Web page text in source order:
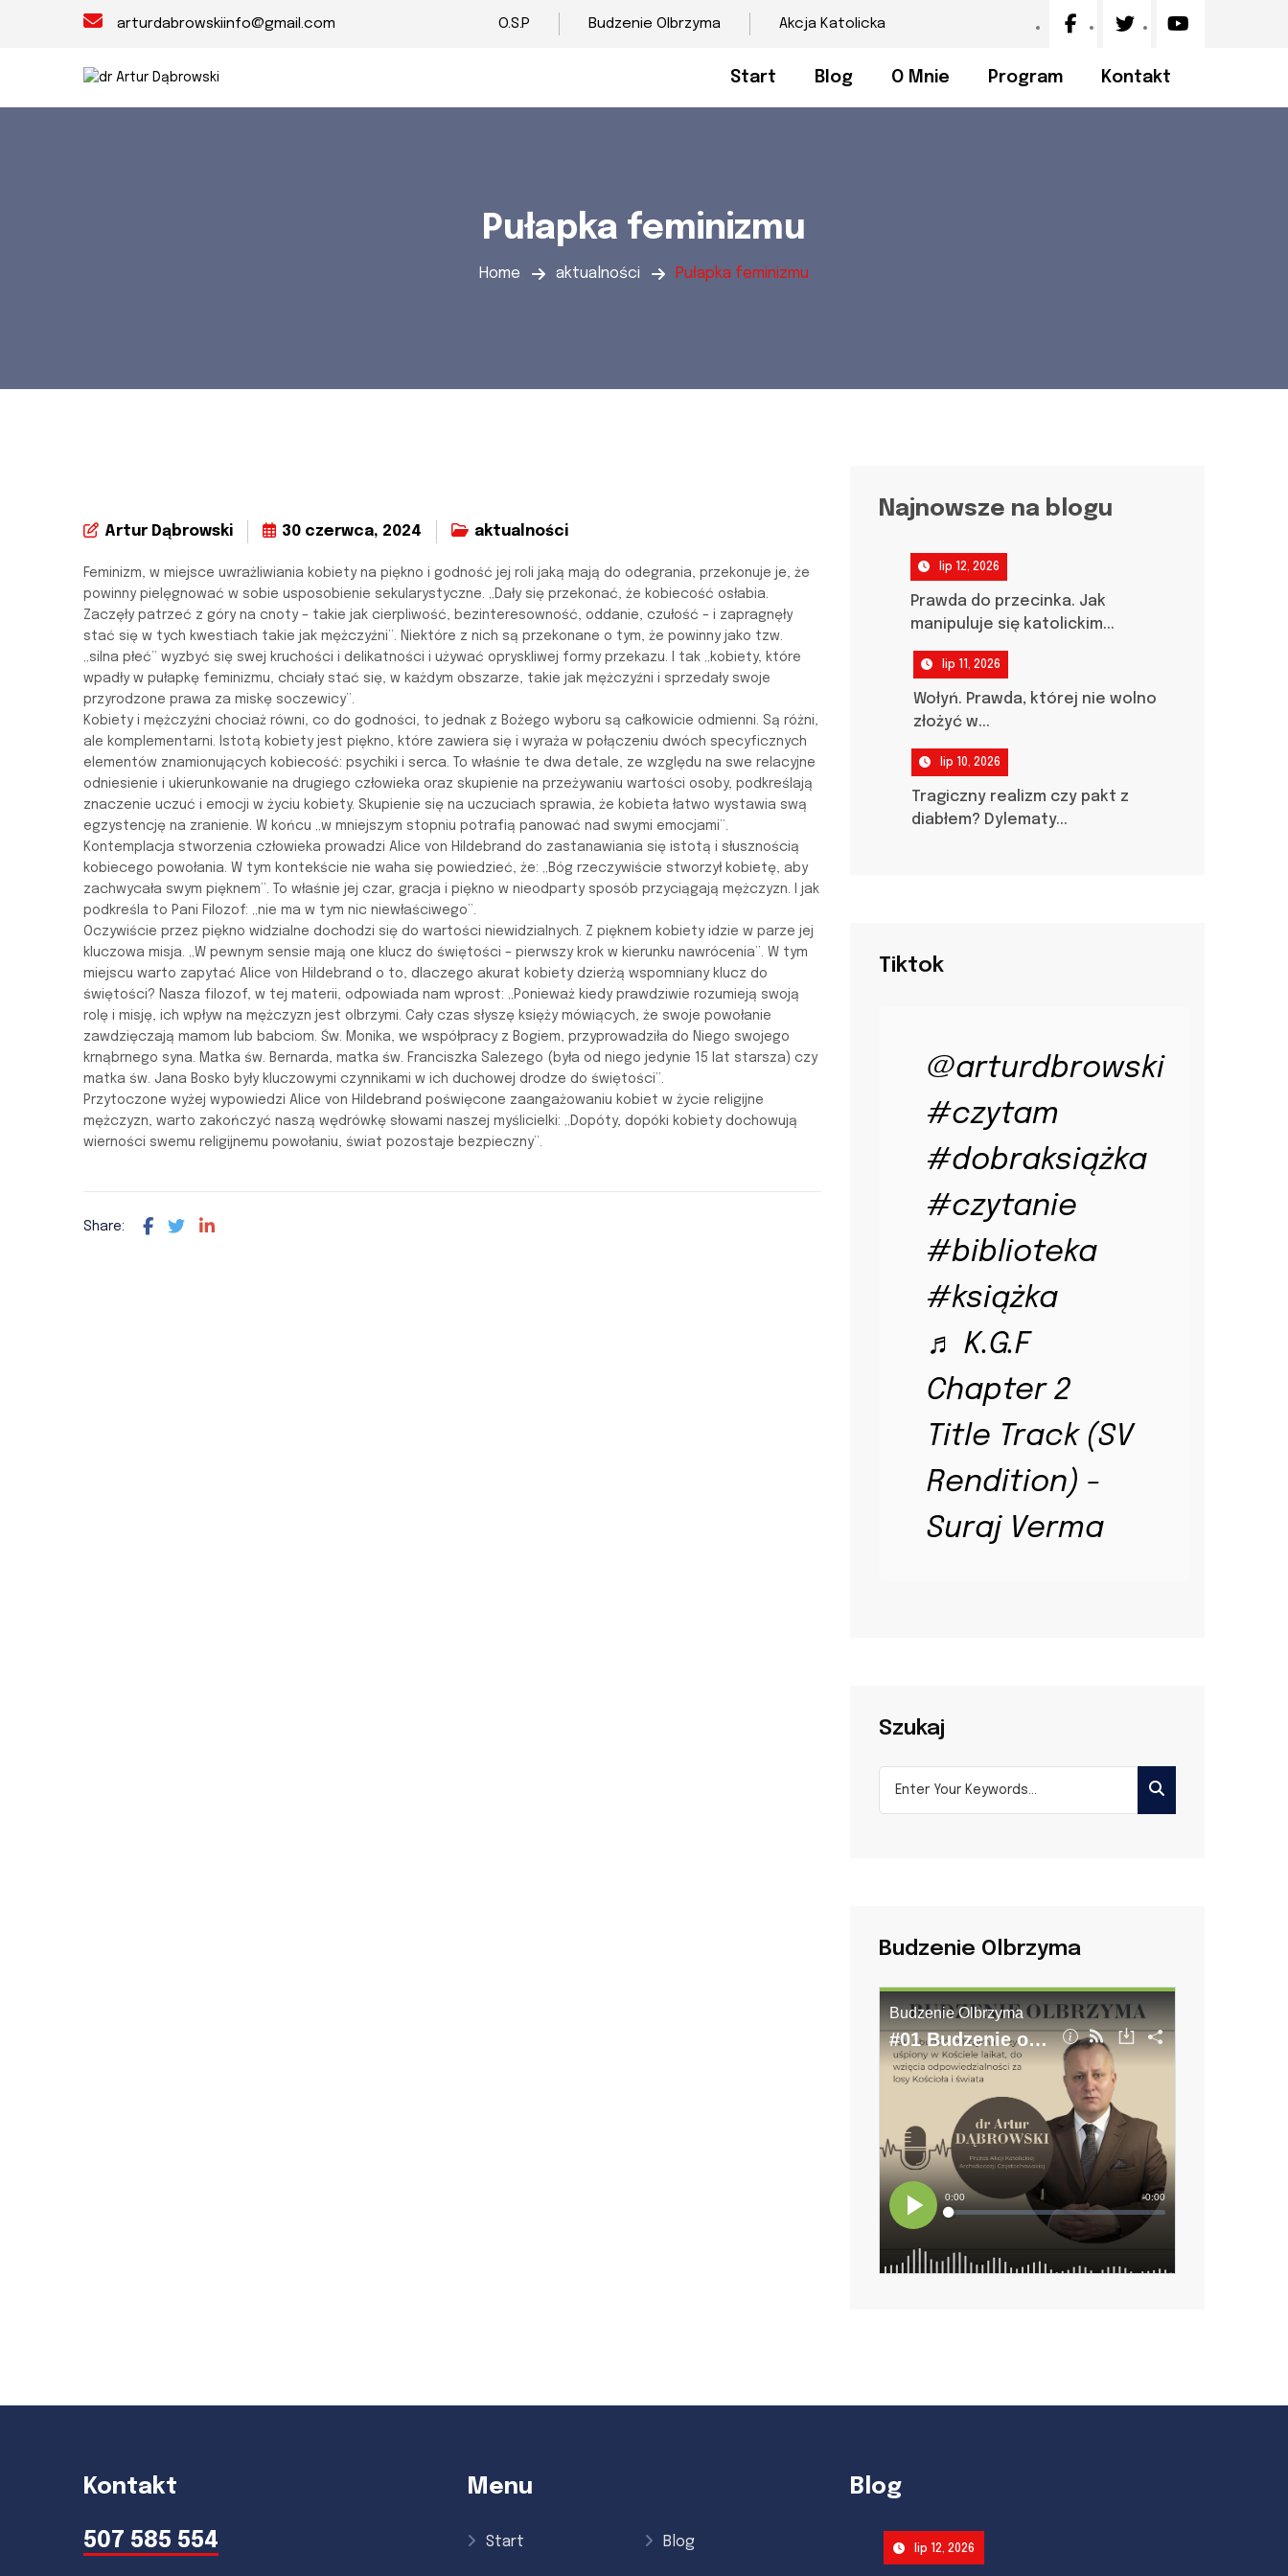
arturdabrowskiinfo@gmail.com O.S.P Budzenie Olbrzyma Akcja Katolicka
Start Blog O Mnie Program Kontakt
Pułapka feminizmu
Home aktualności Pułapka feminizmu
Artur Dąbrowski 30 czerwca, 2024 aktualności
Feminizm, w miejsce uwrażliwiania kobiety na piękno i godność jej roli jaką mają do odegrania, przekonuje je, że
powinny pielęgnować w sobie usposobienie sekularystyczne. „Dały się przekonać, że kobiecość osłabia.
Zaczęły patrzeć z góry na cnoty – takie jak cierpliwość, bezinteresowność, oddanie, czułość – i zapragnęły
stać się w tych kwestiach takie jak mężczyźni”. Niektóre z nich są przekonane o tym, że powinny jako tzw.
„silna płeć” wyzbyć się swej kruchości i delikatności i używać opryskliwej formy przekazu. I tak „kobiety, które
wpadły w pułapkę feminizmu, chciały stać się, w każdym obszarze, takie jak mężczyźni i sprzedały swoje
przyrodzone prawa za miskę soczewicy”.
Kobiety i mężczyźni chociaż równi, co do godności, to jednak z Bożego wyboru są całkowicie odmienni. Są różni,
ale komplementarni. Istotą kobiety jest piękno, które zawiera się i wyraża w połączeniu dwóch specyficznych
elementów znamionujących kobiecość: psychiki i serca. To właśnie te dwa detale, ze względu na swe relacyjne
odniesienie i ukierunkowanie na drugiego człowieka oraz skupienie na przeżywaniu wartości osoby, podkreślają
znaczenie uczuć i emocji w życiu kobiety. Skupienie się na uczuciach sprawia, że kobieta łatwo wystawia swą
egzystencję na zranienie. W końcu „w mniejszym stopniu potrafią panować nad swymi emocjami”.
Kontemplacja stworzenia człowieka prowadzi Alice von Hildebrand do zastanawiania się istotą i słusznością
kobiecego powołania. W tym kontekście nie waha się powiedzieć, że: „Bóg rzeczywiście stworzył kobietę, aby
zachwycała swym pięknem”. To właśnie jej czar, gracja i piękno w nieodparty sposób przyciągają mężczyzn. I jak
podkreśla to Pani Filozof: „nie ma w tym nic niewłaściwego”.
Oczywiście przez piękno widzialne dochodzi się do wartości niewidzialnych. Z pięknem kobiety idzie w parze jej
kluczowa misja. „W pewnym sensie mają one klucz do świętości – pierwszy krok w kierunku nawrócenia”. W tym
miejscu warto zapytać Alice von Hildebrand o to, dlaczego akurat kobiety dzierżą wspomniany klucz do
świętości? Nasza filozof, w tej materii, odpowiada nam wprost: „Ponieważ kiedy prawdziwie rozumieją swoją
rolę i misję, ich wpływ na mężczyzn jest olbrzymi. Cały czas słyszę księży mówiących, że swoje powołanie
zawdzięczają mamom lub babciom. Św. Monika, we współpracy z Bogiem, przyprowadziła do Niego swojego
krnąbrnego syna. Matka św. Bernarda, matka św. Franciszka Salezego (była od niego jedynie 15 lat starsza) czy
matka św. Jana Bosko były kluczowymi czynnikami w ich duchowej drodze do świętości”.
Przytoczone wyżej wypowiedzi Alice von Hildebrand poświęcone zaangażowaniu kobiet w życie religijne
mężczyzn, warto zakończyć naszą wędrówkę słowami naszej myślicielki: „Dopóty, dopóki kobiety dochowują
wierności swemu religijnemu powołaniu, świat pozostaje bezpieczny”.
Share:
Najnowsze na blogu
lip 12, 2026
Prawda do przecinka. Jak
manipuluje się katolickim...
lip 11, 2026
Wołyń. Prawda, której nie wolno
złożyć w...
lip 10, 2026
Tragiczny realizm czy pakt z
diabłem? Dylematy...
Tiktok
@arturdbrowski
#czytam
#dobraksiążka
#czytanie
#biblioteka
#książka
♬ K.G.F
Chapter 2
Title Track (SV
Rendition) -
Suraj Verma
Szukaj
Budzenie Olbrzyma
Kontakt
507 585 554
Menu
Start Blog
Blog
lip 12, 2026